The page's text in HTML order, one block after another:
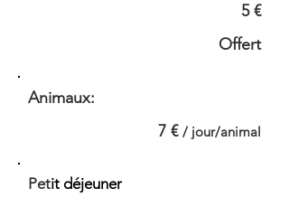
5 €
Offert
Animaux:
7 € / jour/animal
Petit déjeuner